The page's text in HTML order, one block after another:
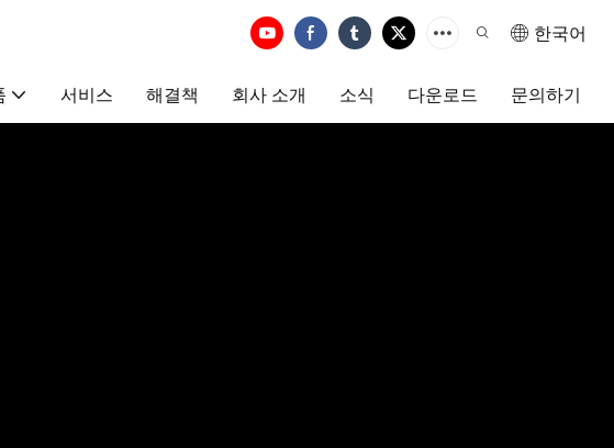
한국어
서비스 해결책 회사 소개 소식 다운로드 문의하기